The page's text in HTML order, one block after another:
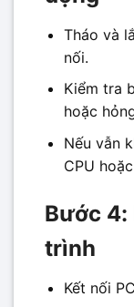
Tháo và
nối.
Kiểm tra
hoặc
Nếu vẫn
CPU
Bước
trình
Kết nối